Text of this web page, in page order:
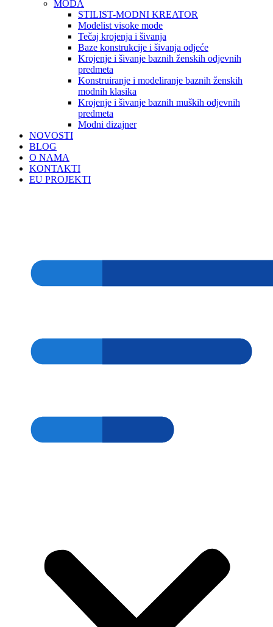
MODA
STILIST-MODNI KREATOR
Modelist visoke mode
Tečaj krojenja i šivanja
Baze konstrukcije i šivanja odjeće
Krojenje i šivanje baznih ženskih odjevnih
predmeta
Konstruiranje i modeliranje baznih ženskih
modnih klasika
Krojenje i šivanje baznih muških odjevnih
predmeta
Modni dizajner
NOVOSTI
BLOG
O NAMA
KONTAKTI
EU PROJEKTI